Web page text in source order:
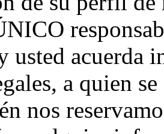
usted acuerda
a quien
nos